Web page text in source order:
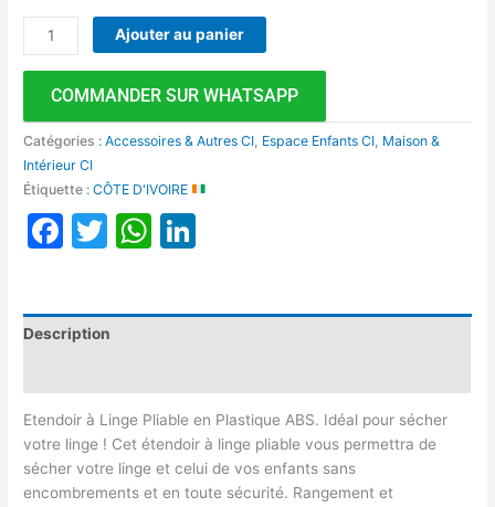
Ajouter au panier
COMMANDER SUR WHATSAPP
Catégories :Accessoires & Autres CI Espace Enfants CI Maison &
Intérieur CI
Étiquette :CÔTE D'IVOIRE
Facebook
TwitterWhatsApp
Description
Etendoir à Linge Pliable en Plastique ABS. Idéal pour sécher
votre linge ! Cet étendoir à linge pliable vous permettra de
sécher votre linge et celui de vos enfants sans
encombrements et en toute sécurité. Rangement et